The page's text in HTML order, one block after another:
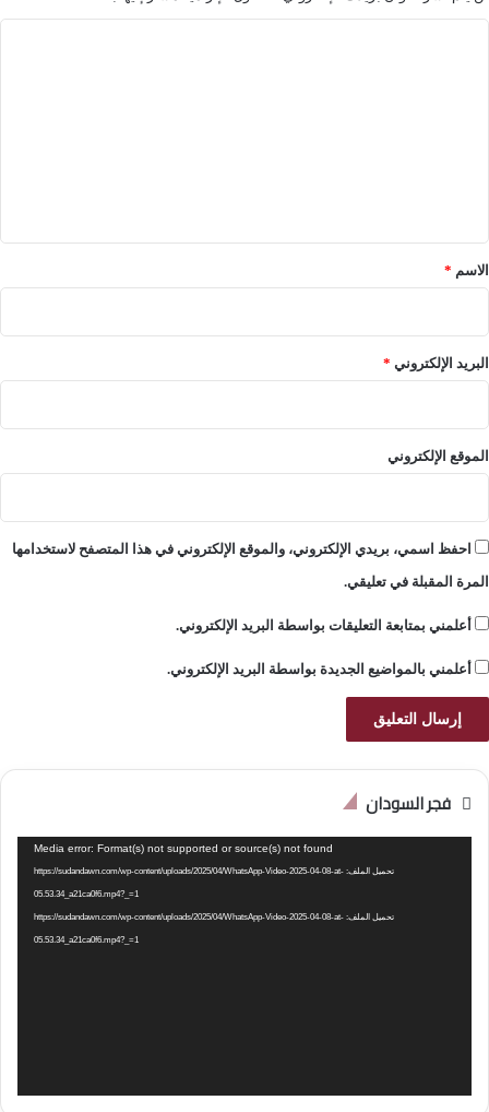
*
الاسم *
البريد الإلكتروني *
الموقع الإلكتروني
احفظ اسمي، بريدي الإلكتروني، والموقع الإلكتروني في هذا المتصفح لاستخدامها
المرة المقبلة في تعليقي.
أعلمني بمتابعة التعليقات بواسطة البريد الإلكتروني.
أعلمني بالمواضيع الجديدة بواسطة البريد الإلكتروني.
فجر السودان
Media error: Format(s) not supported or source(s) not found
تحميل الملف: https://sudandawn.com/wp-content/uploads/2025/04/WhatsApp-Video-2025-04-08-at-
05.53.34_a21ca0f6.mp4?_=1
تحميل الملف: https://sudandawn.com/wp-content/uploads/2025/04/WhatsApp-Video-2025-04-08-at-
05.53.34_a21ca0f6.mp4?_=1